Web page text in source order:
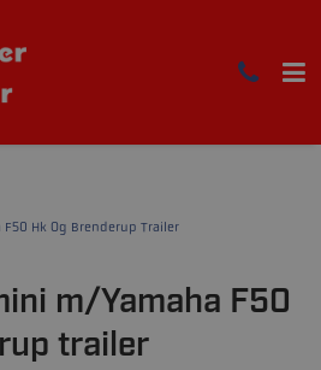
F50 Hk Og Brenderup Trailer
m/Yamaha F50
trailer